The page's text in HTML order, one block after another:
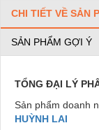
CHI TIẾT VỀ SẢN
SẢN PHẨM GỢI Ý
TỔNG ĐẠI LÝ
Sản phẩm doanh
HUỲNH LAI